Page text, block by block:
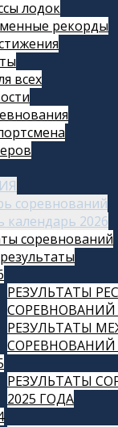
лодок
рекорды
всех
соревнований
календарь 2026
соревнований
РЕЗУЛЬТАТЫ
СОРЕВНОВАНИЙ
РЕЗУЛЬТАТЫ
СОРЕВНОВАНИЙ
РЕЗУЛЬТАТЫ
2025 ГОДА